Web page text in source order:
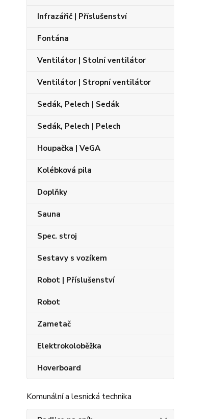
Infrazářič | Příslušenství
Fontána
Ventilátor | Stolní ventilátor
Ventilátor | Stropní ventilátor
Sedák, Pelech | Sedák
Sedák, Pelech | Pelech
Houpačka | VeGA
Kolébková pila
Doplňky
Sauna
Spec. stroj
Sestavy s vozíkem
Robot | Příslušenství
Robot
Zametač
Elektrokoloběžka
Hoverboard
Komunální a lesnická technika